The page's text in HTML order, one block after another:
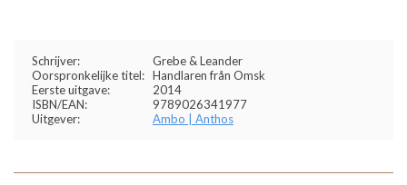
Schrijver:
Grebe & Leander
Oorspronkelijke titel: Handlaren från Omsk
Eerste uitgave:
2014
ISBN/EAN:
9789026341977
Uitgever:
Ambo | Anthos